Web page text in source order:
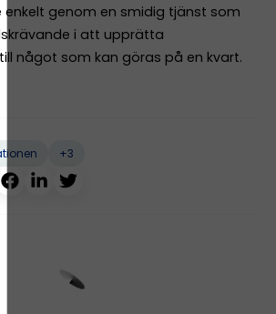
genom en smidig tjänst som
i att upprätta
något som kan göras på en kvart.
+3